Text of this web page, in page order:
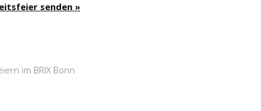
senden »